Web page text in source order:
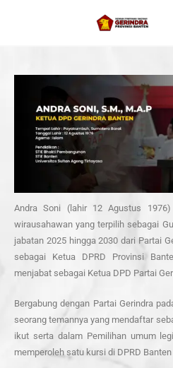
Andra Soni (lahir 12 Agustus
wirausahawan yang terpilih sebagai
jabatan 2025 hingga 2030 dari Partai
sebagai Ketua DPRD Provinsi
menjabat sebagai Ketua DPD Partai
Bergabung dengan Partai Gerindra
seorang temannya yang mendaftar
ikut serta dalam Pemilihan umum
memperoleh satu kursi di DPRD